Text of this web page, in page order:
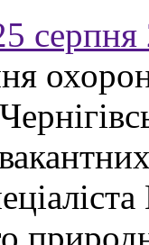
серпня